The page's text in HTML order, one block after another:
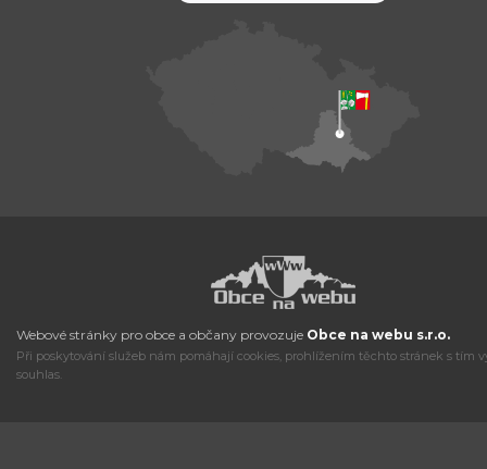
Webové stránky pro obce a občany provozuje Obce na webu s.r.o.
Při poskytování služeb nám pomáhají cookies, prohlížením těchto stránek s tím
souhlas.